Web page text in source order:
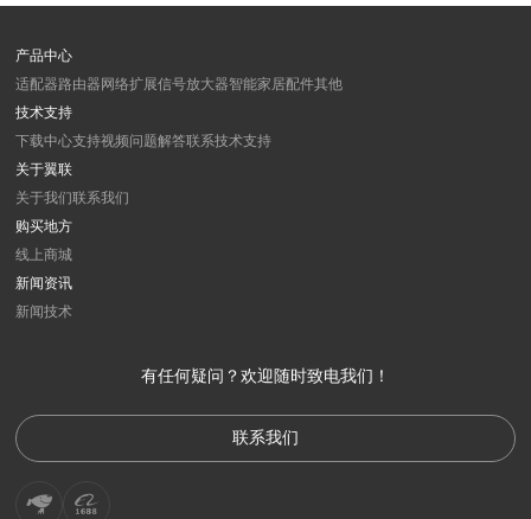
产品中心
适配器路由器 网络扩展信号放大器智能家居配件其他
技术支持
下载中心支持视频问题解答联系技术支持
关于翼联
关于我们联系我们
购买地方
线上商城
新闻资讯
新闻技术
有任何疑问？欢迎随时致电我们！
联系我们